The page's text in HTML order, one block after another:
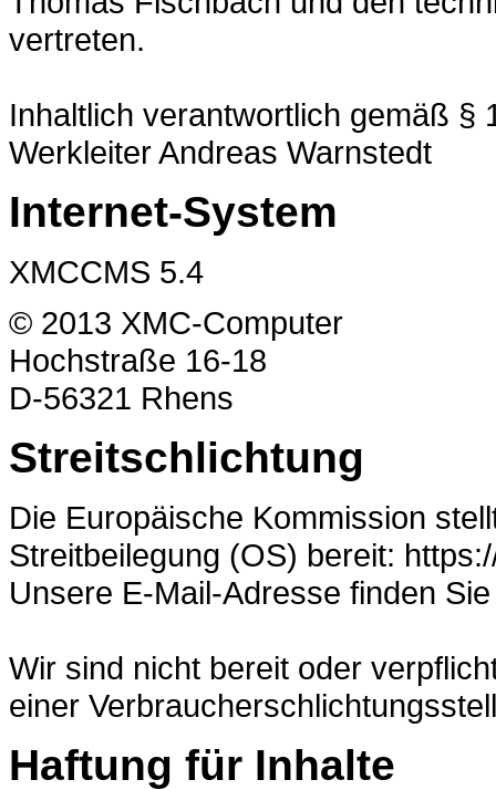
vertreten.
Inhaltlich verantwortlich gemäß §
Werkleiter Andreas Warnstedt
Internet-System
XMCCMS 5.4
© 2013 XMC-Computer
Hochstraße 16-18
D-56321 Rhens
Streitschlichtung
Die Europäische Kommission
Streitbeilegung (OS) bereit:
Unsere E-Mail-Adresse finden
Wir sind nicht bereit oder
einer
Haftung für Inhalte